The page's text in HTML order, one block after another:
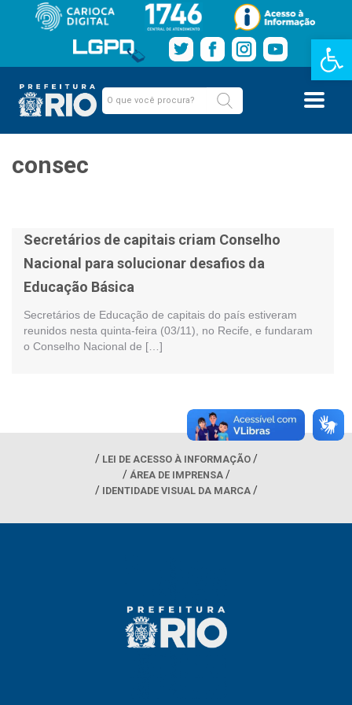
Barra de
consec
Secretários de capitais criam Conselho
Nacional para solucionar desafios da
Educação Básica
Secretários de Educação de capitais do país estiveram
reunidos nesta quinta-feira (03/11), no Recife, e fundaram
o Conselho Nacional de […]
LEI DE ACESSO À INFORMAÇÃO
ÁREA DE IMPRENSA
IDENTIDADE VISUAL DA MARCA